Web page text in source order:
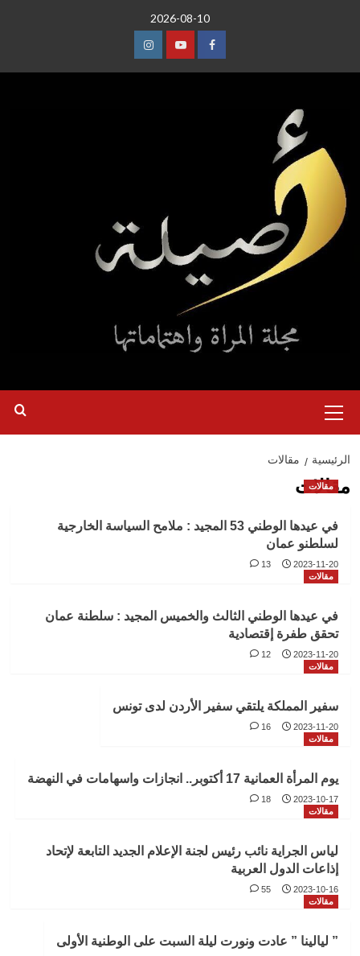
2026-08-10
عنصر عنصر عنصر
الرئيسية
الرئيسية مقالات
مقالات
مقالات
في عيدها الوطني 53 المجيد : ملامح السياسة الخارجية
لسلطنو عمان
2023-11-20
13
مقالات
في عيدها الوطني الثالث والخميس المجيد : سلطنة عمان
تحقق طفرة إقتصادية
2023-11-20
12
مقالات
سفير المملكة يلتقي سفير الأردن لدى تونس
2023-11-20
16
مقالات
يوم المرأة العمانية 17 أكتوبر.. انجازات واسهامات في النهضة
2023-10-17
18
مقالات
لياس الجراية نائب رئيس لجنة الإعلام الجديد التابعة لإتحاد
إذاعات الدول العربية
2023-10-16
55
مقالات
” ليالينا ” عادت ونورت ليلة السبت على الوطنية الأولى